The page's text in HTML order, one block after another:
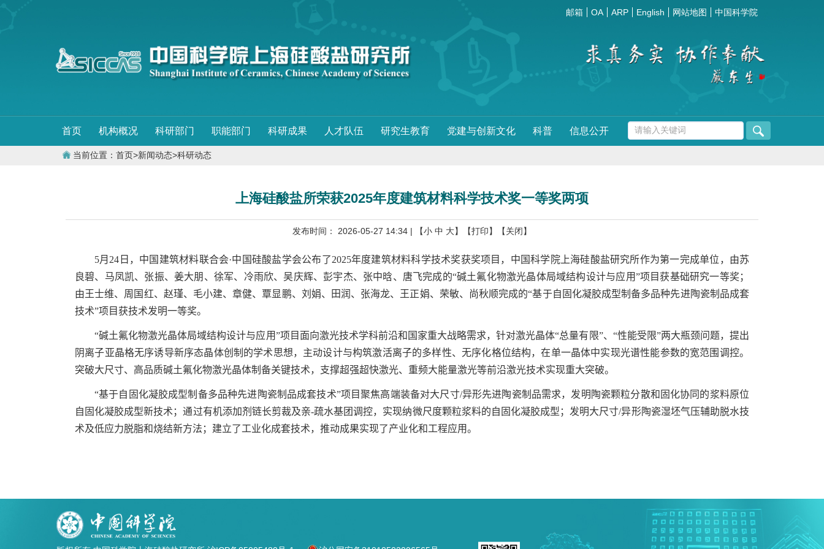
邮箱 OA ARP English 网站地图 中国科学院
首页 机构概况 科研部门 职能部门 科研成果 人才队伍 研究生教育 党建与创新文化 科普 信息公开
当前位置： 首页>新闻动态>科研动态
上海硅酸盐所荣获2025年度建筑材料科学技术奖一等奖两项
发布时间： 2026-05-27 14:34 | 【小 中 大】 【打印】 【关闭】
5月 24 日，中国建筑材料联合会·中国硅酸盐学会公布了2025年度建筑材料科学技术奖获奖项目，中国科学院上海硅酸盐研究所作为第一完成单位，由苏
良碧、马凤凯、张振、姜大朋、徐军、冷雨欣、吴庆辉、彭宇杰、张中晗、唐飞完成的“碱土氟化物激光晶体局域结构设计与应用”项目获基础研究一等奖；
由王士维、周国红、赵瑾、毛小建、章健、覃显鹏、刘娟、田润、张海龙、王正娟、荣敏、尚秋顺完成的“基于自固化凝胶成型制备多品种先进陶瓷制品成套
技术”项目获技术发明一等奖。
“碱土氟化物激光晶体局域结构设计与应用”项目面向激光技术学科前沿和国家重大战略需求，针对激光晶体“总量有限”、“性能受限”两大瓶颈问题，提出
阴离子亚晶格无序诱导新序态晶体创制的学术思想，主动设计与构筑激活离子的多样性、无序化格位结构，在单一晶体中实现光谱性能参数的宽范围调控。
突破大尺寸、高品质碱土氟化物激光晶体制备关键技术，支撑超强超快激光、重频大能量激光等前沿激光技术实现重大突破。
“基于自固化凝胶成型制备多品种先进陶瓷制品成套技术”项目聚焦高端装备对大尺寸/异形先进陶瓷制品需求，发明陶瓷颗粒分散和固化协同的浆料原位
自固化凝胶成型新技术；通过有机添加剂链长剪裁及亲-疏水基团调控，实现纳微尺度颗粒浆料的自固化凝胶成型；发明大尺寸/异形陶瓷湿坯气压辅助脱水技
术及低应力脱脂和烧结新方法；建立了工业化成套技术，推动成果实现了产业化和工程应用。